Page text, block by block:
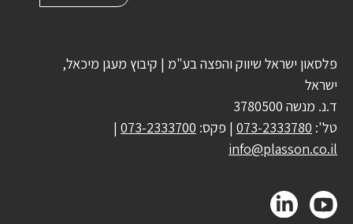
פלסאון ישראל שיווק והפצה בע"מ | קיבוץ מעגן מיכאל,
ישראל
ד.נ. מנשה 3780500
טל': 073-2333780 | פקס: 073-2333700
|
info@plasson.co.il